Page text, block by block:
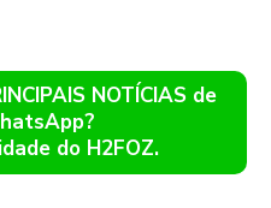
NOTÍCIAS de
do H2FOZ.